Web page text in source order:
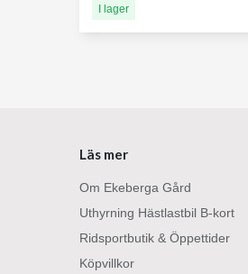
I lager
Läs mer
Om Ekeberga Gård
Uthyrning Hästlastbil B-kort
Ridsportbutik & Öppettider
Köpvillkor